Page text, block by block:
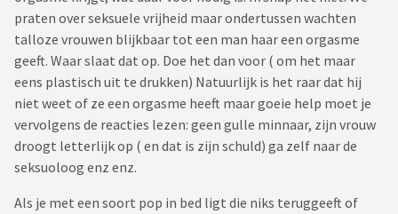
praten over seksuele vrijheid maar ondertussen wachten
talloze vrouwen blijkbaar tot een man haar een orgasme
geeft. Waar slaat dat op. Doe het dan voor ( om het maar
eens plastisch uit te drukken) Natuurlijk is het raar dat hij
niet weet of ze een orgasme heeft maar goeie help moet je
vervolgens de reacties lezen: geen gulle minnaar, zijn vrouw
droogt letterlijk op ( en dat is zijn schuld) ga zelf naar de
seksuoloog enz enz.
Als je met een soort pop in bed ligt die niks teruggeeft of